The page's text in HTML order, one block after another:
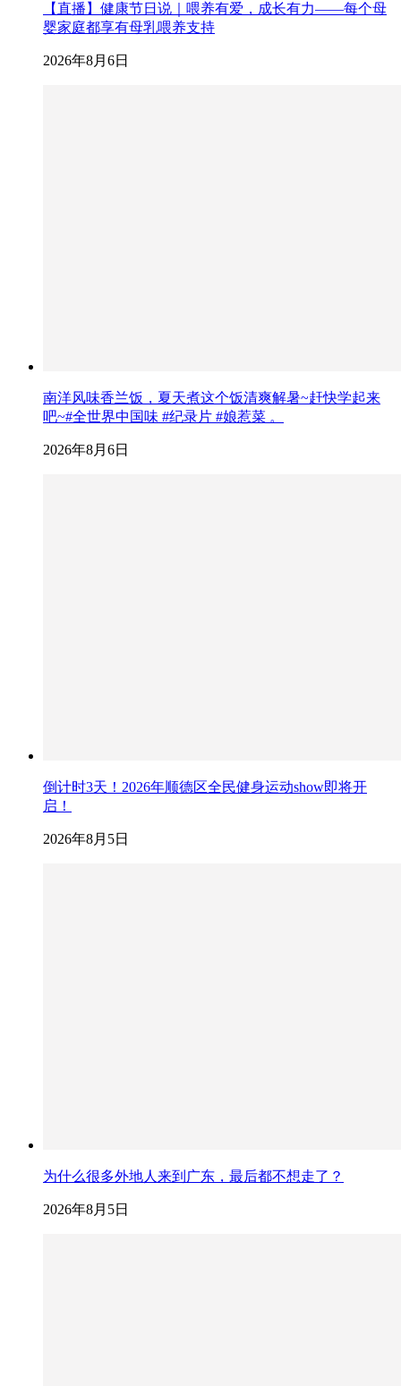
【直播】健康节日说｜喂养有爱，成长有力——每个母
婴家庭都享有母乳喂养支持
2026年8月6日
南洋风味香兰饭，夏天煮这个饭清爽解暑~赶快学起来
吧~#全世界中国味 #纪录片 #娘惹菜 。
2026年8月6日
倒计时3天！2026年顺德区全民健身运动show即将开
启！
2026年8月5日
为什么很多外地人来到广东，最后都不想走了？
2026年8月5日